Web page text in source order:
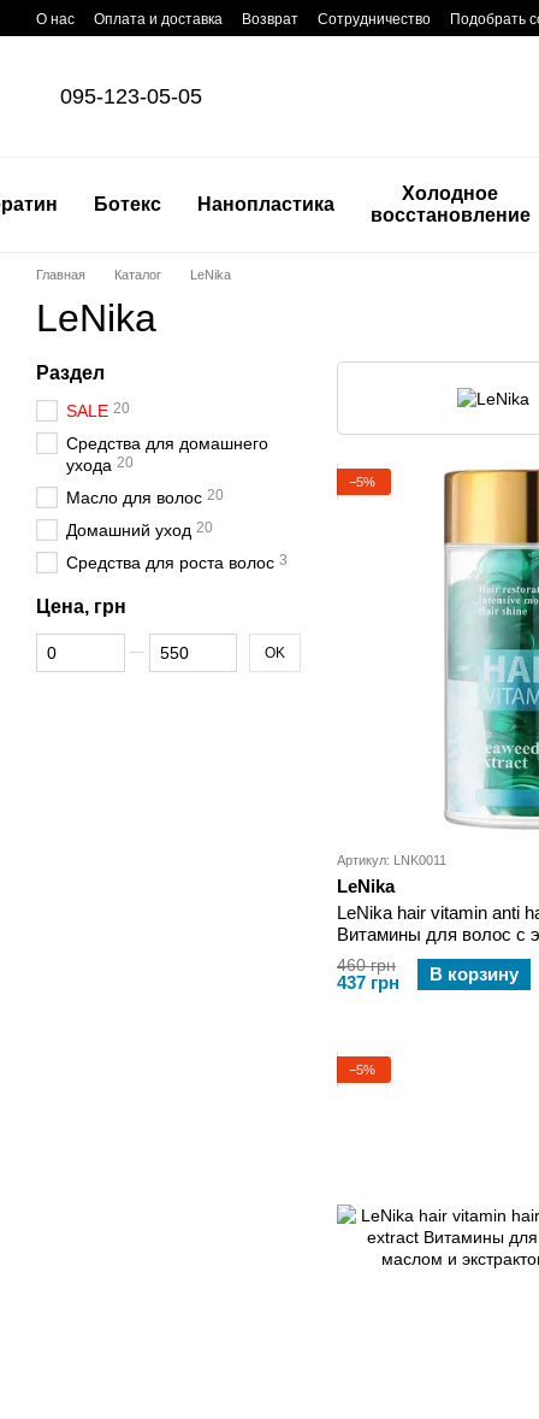
Перейти к основному контенту
О нас Оплата и доставка Возврат Сотрудничество Подобрать
095-123-05-05
Ботекс Нанопластика
Холодное
восстановление
Главная Каталог LeNika
LeNika
−5%
Артикул: LNK0011
LeNika
LeNika hair vitamin anti
Витамины для волос с
водорослей 40х1
460 грн
437 грн В корзину
−5%
Раздел
SALE 20
Средства для домашнего
ухода 20
Масло для волос 20
Домашний уход 20
Средства для роста волос 3
Цена, грн
От Цена, грн
До Цена, грн OK